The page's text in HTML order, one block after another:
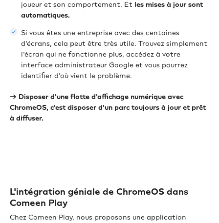
joueur et son comportement. Et les mises à jour sont
automatiques.
Si vous êtes une entreprise avec des centaines
d'écrans, cela peut être très utile. Trouvez simplement
l'écran qui ne fonctionne plus, accédez à votre
interface administrateur Google et vous pourrez
identifier d'où vient le problème.
→ Disposer d'une flotte d'affichage numérique avec
ChromeOS, c'est disposer d'un parc toujours à jour et prêt
à diffuser.
L'intégration géniale de ChromeOS dans
Comeen Play
Chez Comeen Play, nous proposons une application